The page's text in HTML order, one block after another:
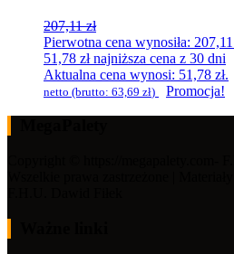
207,11zł
Pierwotna cena wynosiła: 207,11
51,78 złnajniższa cena z 30 dni
Aktualna cena wynosi: 51,78 zł.
netto (brutto: 63,69 zł) Promocja!